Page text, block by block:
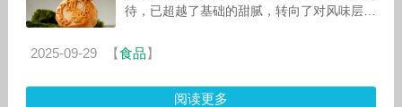
待，已超越了基础的甜腻，转向了对风味层
说他们在寻找一块月饼，不如说在寻觅一
2025-09-29 【食品】
阅读更多